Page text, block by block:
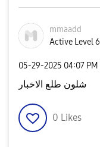
mmaadd
Active Level 6
‎05-29-2025 04:07 PM
شلون طلع الاخبار
0 Likes